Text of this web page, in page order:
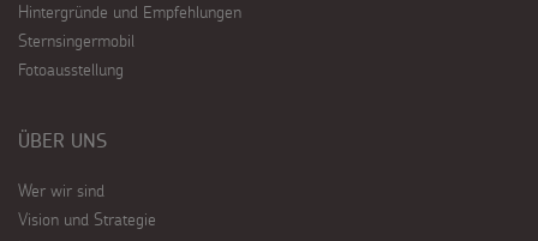
Hintergründe und Empfehlungen
Sternsingermobil
Fotoausstellung
ÜBER UNS
Wer wir sind
Vision und Strategie